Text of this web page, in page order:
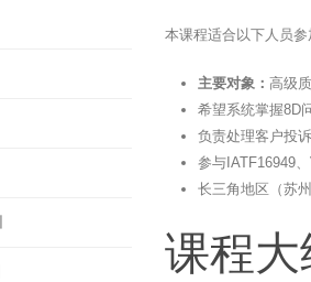
本课程适合以下人员参
主要对象： 高级
希望系统掌握8D
负责处理客户投
参与IATF16949
长三角地区（苏
课程大